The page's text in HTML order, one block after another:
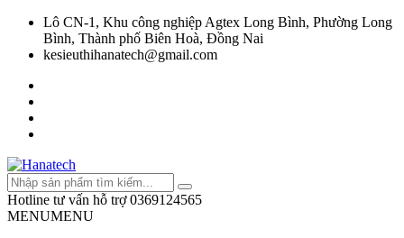
Lô CN-1, Khu công nghiệp Agtex Long Bình, Phường Long
Bình, Thành phố Biên Hoà, Đồng Nai
kesieuthihanatech@gmail.com
Hotline tư vấn hỗ trợ 0369124565
MENUMENU